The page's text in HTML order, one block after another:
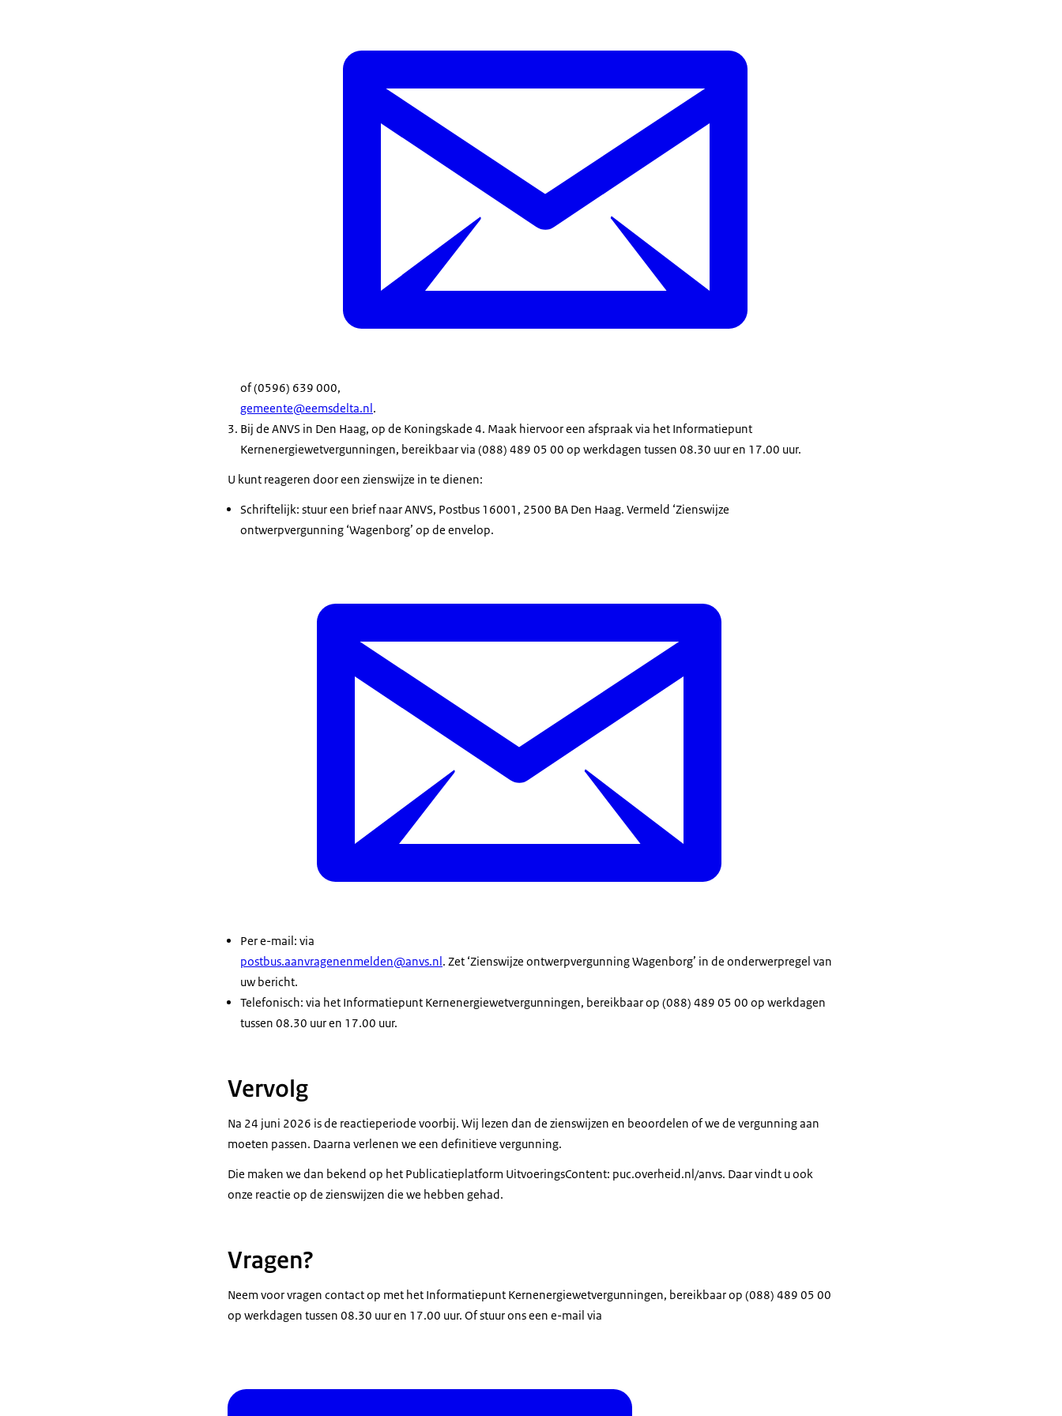
of (0596) 639 000,
gemeente@eemsdelta.nl.
Bij de ANVS in Den Haag, op de Koningskade 4. Maak hiervoor een afspraak via het Informatiepunt
Kernenergiewetvergunningen, bereikbaar via (088) 489 05 00 op werkdagen tussen 08.30 uur en 17.00 uur.
U kunt reageren door een zienswijze in te dienen:
Schriftelijk: stuur een brief naar ANVS, Postbus 16001, 2500 BA Den Haag. Vermeld ‘Zienswijze
ontwerpvergunning ‘Wagenborg’ op de envelop.
Per e-mail: via
postbus.aanvragenenmelden@anvs.nl. Zet ‘Zienswijze ontwerpvergunning Wagenborg’ in de onderwerpregel van
uw bericht.
Telefonisch: via het Informatiepunt Kernenergiewetvergunningen, bereikbaar op (088) 489 05 00 op werkdagen
tussen 08.30 uur en 17.00 uur.
Vervolg
Na 24 juni 2026 is de reactieperiode voorbij. Wij lezen dan de zienswijzen en beoordelen of we de vergunning aan
moeten passen. Daarna verlenen we een definitieve vergunning.
Die maken we dan bekend op het Publicatieplatform UitvoeringsContent: puc.overheid.nl/anvs. Daar vindt u ook
onze reactie op de zienswijzen die we hebben gehad.
Vragen?
Neem voor vragen contact op met het Informatiepunt Kernenergiewetvergunningen, bereikbaar op (088) 489 05 00
op werkdagen tussen 08.30 uur en 17.00 uur. Of stuur ons een e-mail via